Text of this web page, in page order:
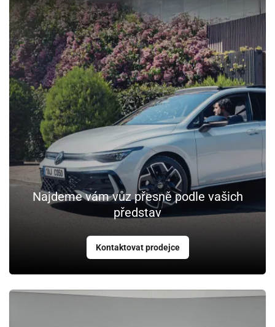
Najdeme vám vůz přesně podle vašich
představ
Kontaktovat prodejce